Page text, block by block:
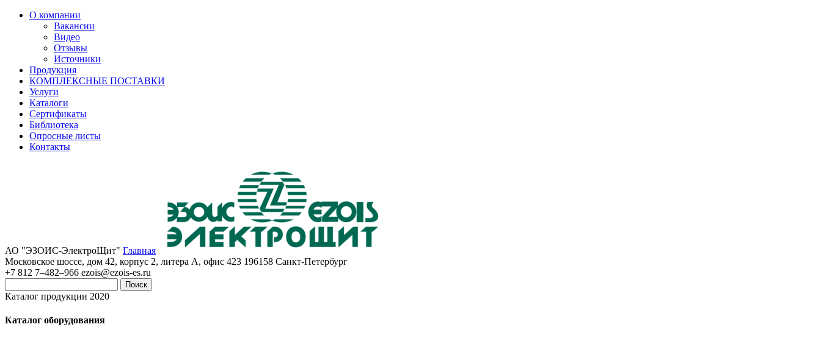
О компании
Вакансии
Видео
Отзывы
Источники
Продукция
КОМПЛЕКСНЫЕ ПОСТАВКИ
Услуги
Каталоги
Сертификаты
Библиотека
Опросные листы
Контакты
АО "ЭЗОИС-ЭлектроЩит" Главная
Московское шоссе, дом 42, корпус 2, литера А, офис 423 196158 Санкт-Петербург
+7 812 7–482–966 ezois@ezois-es.ru
Поиск
Каталог продукции 2020
Каталог оборудования